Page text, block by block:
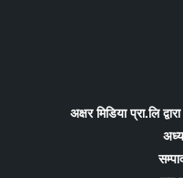
अक्षर मिडिया प्रा.लि